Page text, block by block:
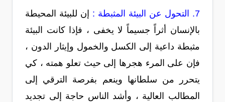
7. التحول عن البيئة المثبطة :
إن للبيئة المحيطة
بالإنسان أثراً جسيماً لا يخفى ، فإذا كانت البيئة
مثبطة داعية إلى الكسل والخمول وإيثار الدون ،
فإن على المرء هجرها إلى حيث تعلو همته ، كي
يتحرر من سلطانها وينعم بفرصة الترقي إلى
المطالب العالية ، وأشد الناس حاجة إلى تجديد